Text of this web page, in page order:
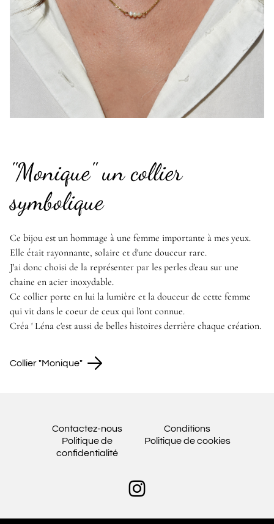
"Monique" un collier
symbolique
Ce bijou est un hommage à une femme importante à mes yeux.
Elle était rayonnante, solaire et d'une douceur rare.
J'ai donc choisi de la représenter par les perles d'eau sur une
chaine en acier inoxydable.
Ce collier porte en lui la lumière et la douceur de cette femme
qui vit dans le coeur de ceux qui l'ont connue.
Créa ' Léna c'est aussi de belles histoires derrière chaque création.
Collier "Monique"
Contactez-nous
Conditions
Politique de
confidentialité
Politique de cookies